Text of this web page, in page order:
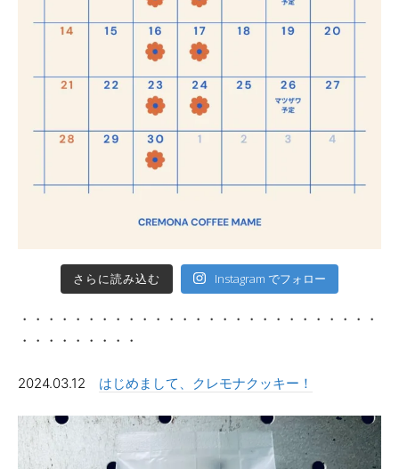
さらに読み込む Instagram でフォロー
・・・・・・・・・・・・・・・・・・・・・・・・・・・
・・・・・・・・・
2024.03.12 はじめまして、クレモナクッキー！